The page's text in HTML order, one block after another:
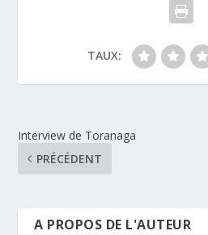
TAUX:
Interview de Toranaga
PRÉCÉDENT
A PROPOS DE L'AUTEUR